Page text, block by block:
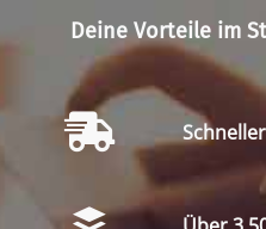
Deine Vorteile im